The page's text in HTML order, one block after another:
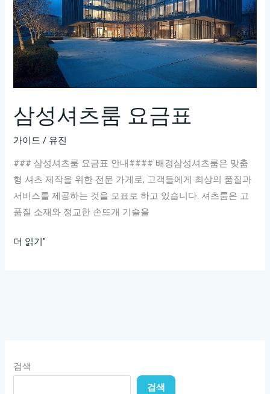
삼성셔츠룸 요금표
가이드 / 유진
### 삼성셔츠룸 요금표 안내#### 배경삼성셔츠룸은 맞춤
형 셔츠 제작을 위한 전문 가게로, 고객들에게 최상의 품질과
서비스를 제공하는 것을 모표로 하고 있습니다. 셔츠룸은 고
품질 소재와 정교한 손뜨개 기술을
삼
더 읽기"
검색
검색